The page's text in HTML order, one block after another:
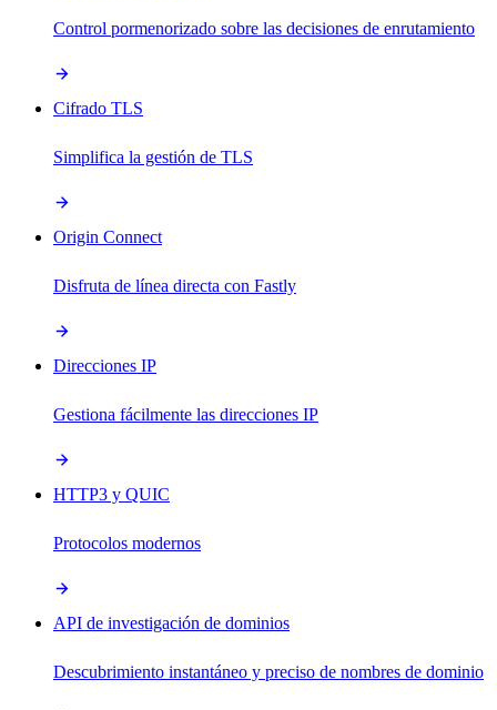
Control pormenorizado sobre las decisiones de enrutamiento
Cifrado TLS
Simplifica la gestión de TLS
Origin Connect
Disfruta de línea directa con Fastly
Direcciones IP
Gestiona fácilmente las direcciones IP
HTTP3 y QUIC
Protocolos modernos
API de investigación de dominios
Descubrimiento instantáneo y preciso de nombres de dominio